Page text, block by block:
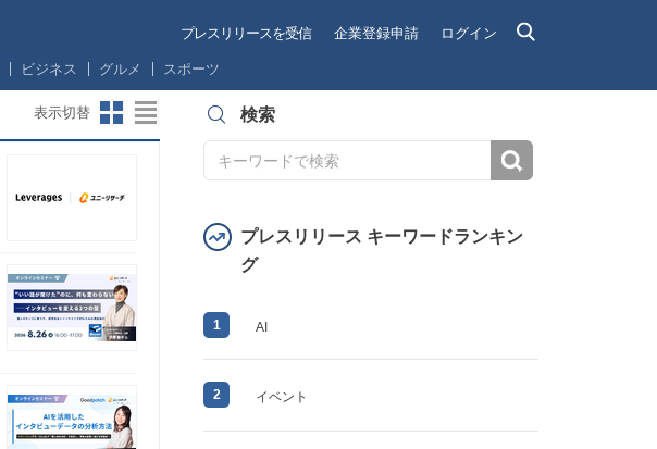
プレスリリースを受信 企業登録申請 ログイン
ビジネス グルメ スポーツ
表示切替 検索
プレスリリース キーワードランキン
グ
1 AI
2 イベント